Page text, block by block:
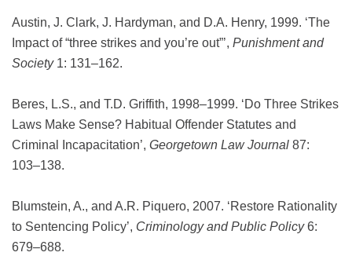
Austin, J. Clark, J. Hardyman, and D.A. Henry, 1999. ‘The
Impact of “three strikes and you’re out”’, Punishment and
Society1: 131–162.
Beres, L.S., and T.D. Griffith, 1998–1999. ‘Do Three Strikes
Laws Make Sense? Habitual Offender Statutes and
Criminal Incapacitation’, Georgetown Law Journal 87:
103–138.
Blumstein, A., and A.R. Piquero, 2007. ‘Restore Rationality
to Sentencing Policy’, Criminology and Public Policy6:
679–688.